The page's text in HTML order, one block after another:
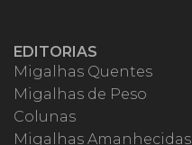
EDITORIAS
Migalhas Quentes
Migalhas de Peso
Colunas
Migalhas Amanhecidas